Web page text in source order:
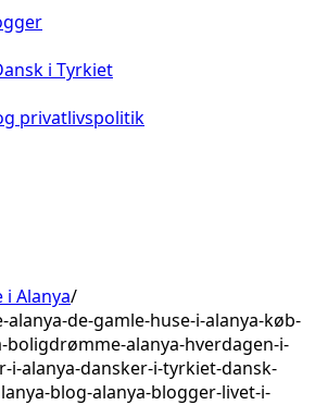
i Tyrkiet
privatlivspolitik
i Alanya
alanya-de-gamle-huse-i-alanya-køb-
boligdrømme-alanya-hverdagen-i-
i-alanya-dansker-i-tyrkiet-dansk-
blog-alanya-blogger-livet-i-